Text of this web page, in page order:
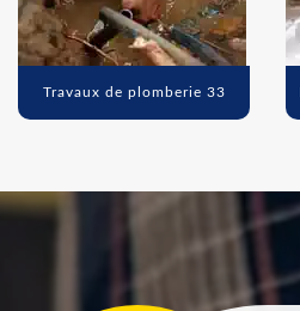
Travaux de plomberie 33